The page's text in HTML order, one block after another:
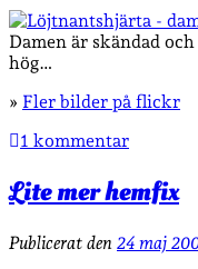
Damen är skändad
hög…
» Fler bilder på flickr
1 kommentar
Lite mer hemfix
Publicerat den 24 maj